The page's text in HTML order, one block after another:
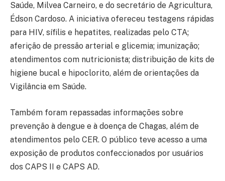
Saúde, Milvea Carneiro, e do secretário de Agricultura,
Édson Cardoso. A iniciativa ofereceu testagens rápidas
para HIV, sífilis e hepatites, realizadas pelo CTA;
aferição de pressão arterial e glicemia; imunização;
atendimentos com nutricionista; distribuição de kits de
higiene bucal e hipoclorito, além de orientações da
Vigilância em Saúde.
Também foram repassadas informações sobre
prevenção à dengue e à doença de Chagas, além de
atendimentos pelo CER. O público teve acesso a uma
exposição de produtos confeccionados por usuários
dos CAPS II e CAPS AD.